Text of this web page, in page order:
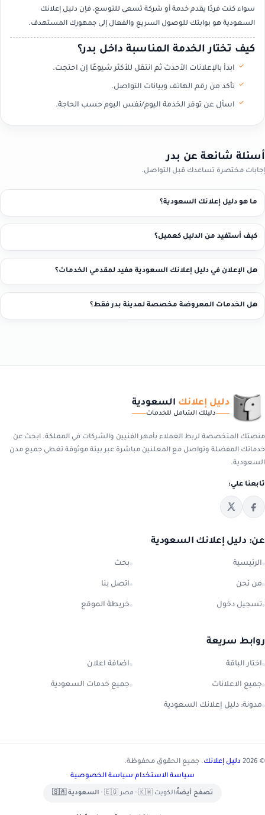
سواء كنت فردًا يقدم خدمة أو شركة تسعى للتوسع، فإن دليل إعلانك
السعودية هو بوابتك للوصول السريع والفعال إلى جمهورك المستهدف.
كيف تختار الخدمة المناسبة داخل بدر؟
ابدأ بالإعلانات الأحدث ثم انتقل للأكثر شيوعًا إن احتجت.
تأكد من رقم الهاتف وبيانات التواصل.
اسأل عن توفر الخدمة اليوم/نفس اليوم حسب الحاجة.
أسئلة شائعة عن بدر
إجابات مختصرة تساعدك قبل التواصل.
ما هو دليل إعلانك السعودية؟
كيف أستفيد من الدليل كعميل؟
هل الإعلان في دليل إعلانك السعودية مفيد لمقدمي الخدمات؟
هل الخدمات المعروضة مخصصة لمدينة بدر فقط؟
دليل إعلانك السعودية
دليلك الشامل للخدمات
منصتك المتخصصة لربط العملاء بأمهر الفنيين والشركات في المملكة. ابحث عن
خدماتك المفضلة وتواصل مع المعلنين مباشرة عبر بيئة موثوقة تغطي جميع مدن
السعودية.
تابعنا علي:
عن: دليل إعلانك السعودية
الرئيسية بحث
من نحن اتصل بنا
تسجيل دخول خريطة الموقع
روابط سريعة
اختار الباقة اضافة اعلان
جميع الاعلانات جميع خدمات السعودية
مدونة: دليل إعلانك السعودية
© 2026 دليل إعلانك. جميع الحقوق محفوظة.
سياسة الاستخدام سياسة الخصوصية
تصفح أيضاً:الكويت 🇰🇼 • مصر 🇪🇬 • السعودية 🇸🇦